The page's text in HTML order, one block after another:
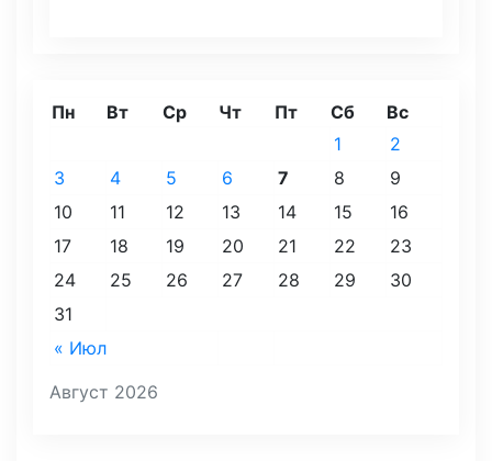
Август 2026
Пн Вт Ср Чт Пт Сб Вс
« Июл
1
2
3
4 5 6 7 8
9
10
11 12 13 14 15
16
17
18 19 20 21 22
23
24
25 26 27 28 29
30
31